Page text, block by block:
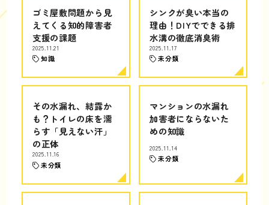
ゴミ屋敷問題から見
えてくる知的障害者
支援の課題
2025.11.21
知識
シンクが臭い本当の
理由！DIYでできる排
水溝の徹底消臭術
2025.11.17
未分類
その水漏れ、結露か
も？トイレの床を濡
らす「見えない汗」
の正体
2025.11.16
未分類
マンションの水漏れ
加害者にならないた
めの知識
2025.11.14
未分類